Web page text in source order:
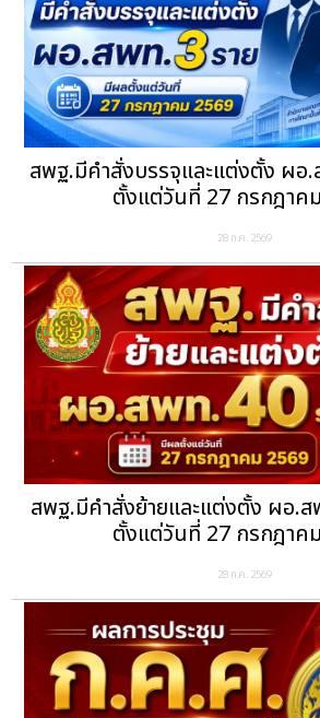
สพฐ.มีคำสั่งบรรจุและแต่งตั้ง ผอ
ตั้งแต่วันที่ 27 กรกฎาค
28 ก.ค. 2569
สพฐ.มีคำสั่งย้ายและแต่งตั้ง ผอ.
ตั้งแต่วันที่ 27 กรกฎาค
28 ก.ค. 2569